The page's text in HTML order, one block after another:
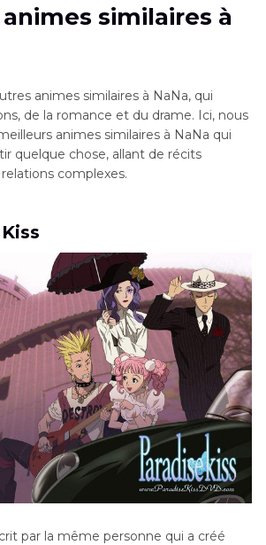
similaires à
animes similaires à NaNa, qui
de la romance et du drame. Ici, nous
animes similaires à NaNa qui
quelque chose, allant de récits
complexes.
par la même personne qui a créé